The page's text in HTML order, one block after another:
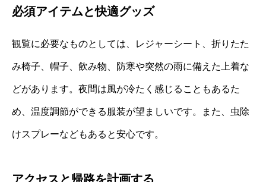
必須アイテムと快適グッズ
観覧に必要なものとしては、レジャーシート、折りたた
み椅子、帽子、飲み物、防寒や突然の雨に備えた上着な
どがあります。夜間は風が冷たく感じることもあるた
め、温度調節ができる服装が望ましいです。また、虫除
けスプレーなどもあると安心です。
アクセスと帰路を計画する